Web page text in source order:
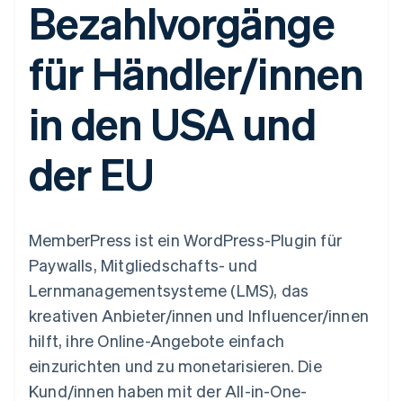
Zugriff auf mehr als
125
Zahlungen vor Ort
Authorization
Optimierung der
Autorisierungsraten
Beschleunigter
Bezahlvorgang
Verbundene
Datensynchronisierung
Product roadmap
Ausblick
Radar
Geldmanagement
Plattformen
SaaS
Nach Branche
KI-Unternehmen
Gaming
Versicherungen
Unterhaltung
Gemeinnützige
Organisationen
Fachdienstleistungen
Öffentlicher Sektor
Einzelhandel
Marktplatz auf
Grundlagen der
Abonnementverwaltung
So setzen Sie
nutzungsbasierte
Abrechnung um
Stablecoin-gestützte
Karten ausgeben: So
geht´s
Verwaltung von
App-Integrationen
Code-Beispiele
Entwickler-Blog
API-Status
Produkt-Roadmap
Stripe Sessions
Karriere
Newsroom
Stripe Press
Kontakt
Sales-Team
Bezahlvorgänge
für Händler/innen
in den USA und
der EU
MemberPress ist ein WordPress-Plugin für
Paywalls, Mitgliedschafts- und
Lernmanagementsysteme (LMS), das
kreativen Anbieter/innen und Influencer/innen
hilft, ihre Online-Angebote einfach
einzurichten und zu monetarisieren. Die
Kund/innen haben mit der All-in-One-